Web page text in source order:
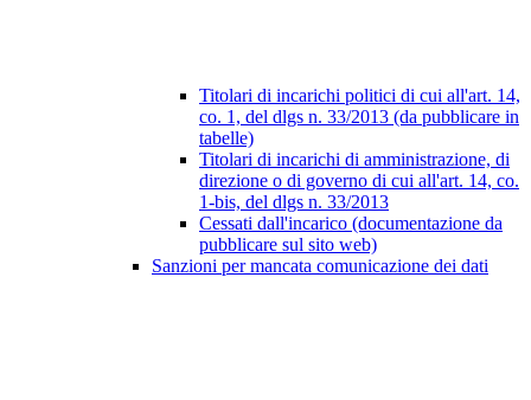
Titolari di incarichi politici di cui all'art. 14,
co. 1, del dlgs n. 33/2013 (da pubblicare in
tabelle)
Titolari di incarichi di amministrazione, di
direzione o di governo di cui all'art. 14, co.
1-bis, del dlgs n. 33/2013
Cessati dall'incarico (documentazione da
pubblicare sul sito web)
Sanzioni per mancata comunicazione dei dati